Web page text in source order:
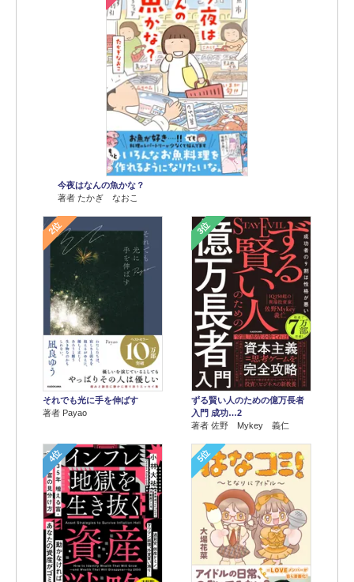
今夜はなんの魚かな？
著者 たかぎ なおこ
2位
それでも光に手を伸ばす
著者 Payao
3位
ずる賢い人のための億万長者
入門 成功…2
著者 佐野 Mykey 義仁
4位 5位